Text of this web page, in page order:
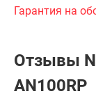
Гарантия на
Отзывы
AN100RP